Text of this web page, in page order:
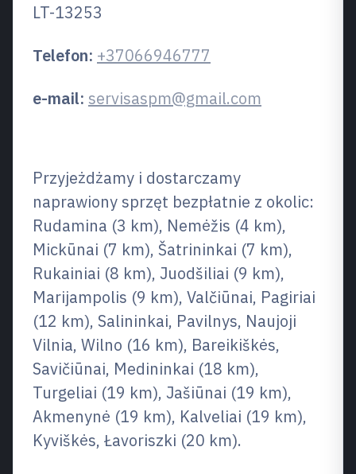
LT-13253
Telefon: +37066946777
e-mail: servisaspm@gmail.com
Przyjeżdżamy i dostarczamy
naprawiony sprzęt bezpłatnie z okolic:
Rudamina (3 km), Nemėžis (4 km),
Mickūnai (7 km), Šatrininkai (7 km),
Rukainiai (8 km), Juodšiliai (9 km),
Marijampolis (9 km), Valčiūnai, Pagiriai
(12 km), Salininkai, Pavilnys, Naujoji
Vilnia, Wilno (16 km), Bareikiškės,
Savičiūnai, Medininkai (18 km),
Turgeliai (19 km), Jašiūnai (19 km),
Akmenynė (19 km), Kalveliai (19 km),
Kyviškės, Łavoriszki (20 km).